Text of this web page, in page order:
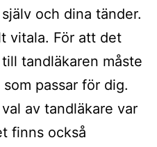
och dina tänder.
vitala. För att det
tandläkaren måste
passar för dig.
av tandläkare var
finns också